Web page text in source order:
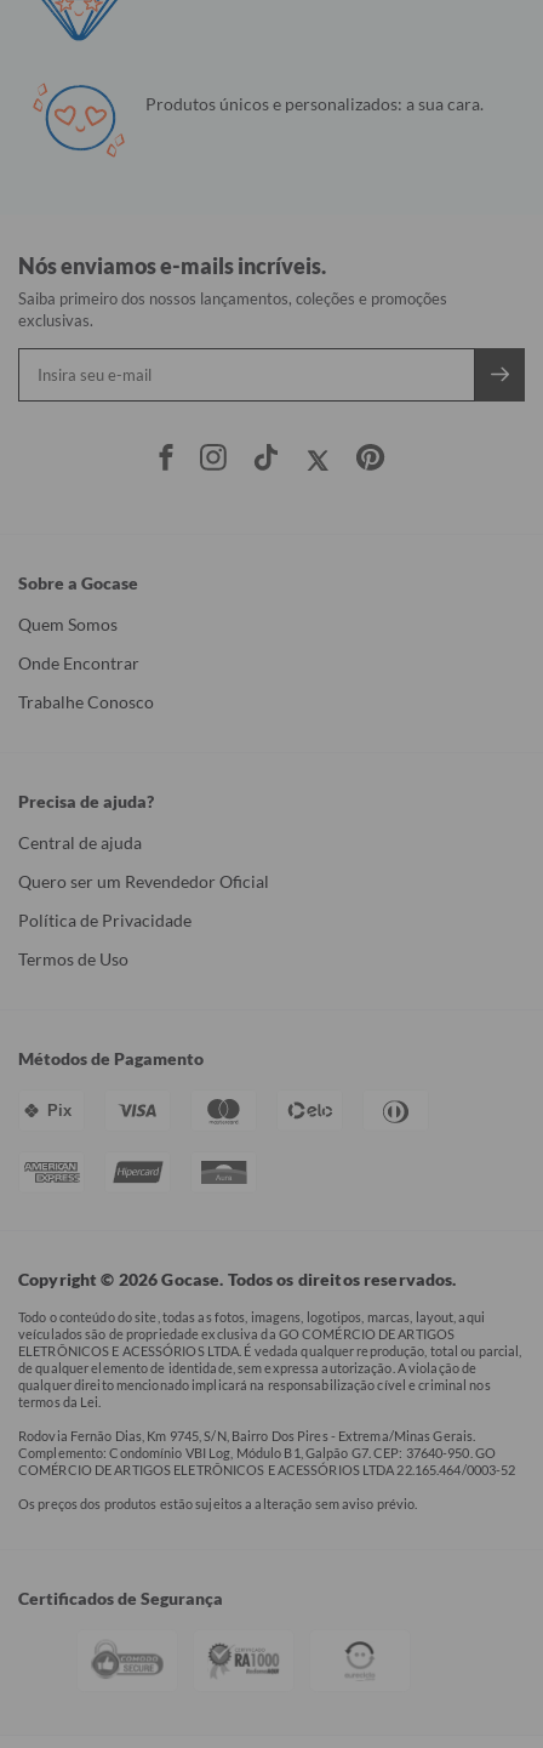
Produtos únicos e personalizados: a sua cara.
Nós enviamos e-mails incríveis.
Saiba primeiro dos nossos lançamentos, coleções e promoções
exclusivas.
Sobre a Gocase
Quem Somos
Onde Encontrar
Trabalhe Conosco
Precisa de ajuda?
Central de ajuda
Quero ser um Revendedor Oficial
Política de Privacidade
Termos de Uso
Métodos de Pagamento
Pix
Copyright © 2026 Gocase. Todos os direitos reservados.
Todo o conteúdo do site, todas as fotos, imagens, logotipos, marcas, layout, aqui
veículados são de propriedade exclusiva da GO COMÉRCIO DE ARTIGOS
ELETRÔNICOS E ACESSÓRIOS LTDA. É vedada qualquer reprodução, total ou parcial,
de qualquer elemento de identidade, sem expressa autorização. A violação de
qualquer direito mencionado implicará na responsabilização cível e criminal nos
termos da Lei.
Rodovia Fernão Dias, Km 9745, S/N, Bairro Dos Pires - Extrema/Minas Gerais.
Complemento: Condomínio VBI Log, Módulo B1, Galpão G7. CEP: 37640-950. GO
COMÉRCIO DE ARTIGOS ELETRÔNICOS E ACESSÓRIOS LTDA 22.165.464/0003-52
Os preços dos produtos estão sujeitos a alteração sem aviso prévio.
Certificados de Segurança